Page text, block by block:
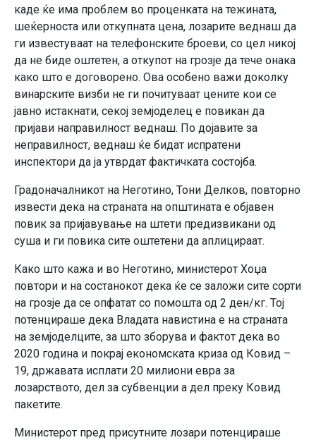
каде ќе има проблем во проценката на тежината,
шеќерноста или откупната цена, лозарите веднаш да
ги известуваат на телефонските броеви, со цел никој
да не биде оштетен, а откупот на грозје да тече онака
како што е договорено. Ова особено важи доколку
винарските визби не ги почитуваат цените кои се
јавно истакнати, секој земјоделец е повикан да
пријави направилност веднаш. По дојавите за
неправилност, веднаш ќе бидат испратени
инспектори да ја утврдат фактичката состојба.
Градоначалникот на Неготино, Тони Делков, повторно
извести дека на страната на општината е објавен
повик за пријавување на штети предизвикани од
суша и ги повика сите оштетени да аплицираат.
Како што кажа и во Неготино, министерот Хоџа
повтори и на состанокот дека ќе се заложи сите сорти
на грозје да се опфатат со помошта од 2 ден/кг. Тој
потенцираше дека Владата навистина е на страната
на земјоделците, за што зборува и фактот дека во
2020 година и покрај економската криза од Ковид –
19, државата исплати 20 милиони евра за
лозарството, дел за субвенции а дел преку Ковид
пакетите.
Министерот пред присутните лозари потенцираше